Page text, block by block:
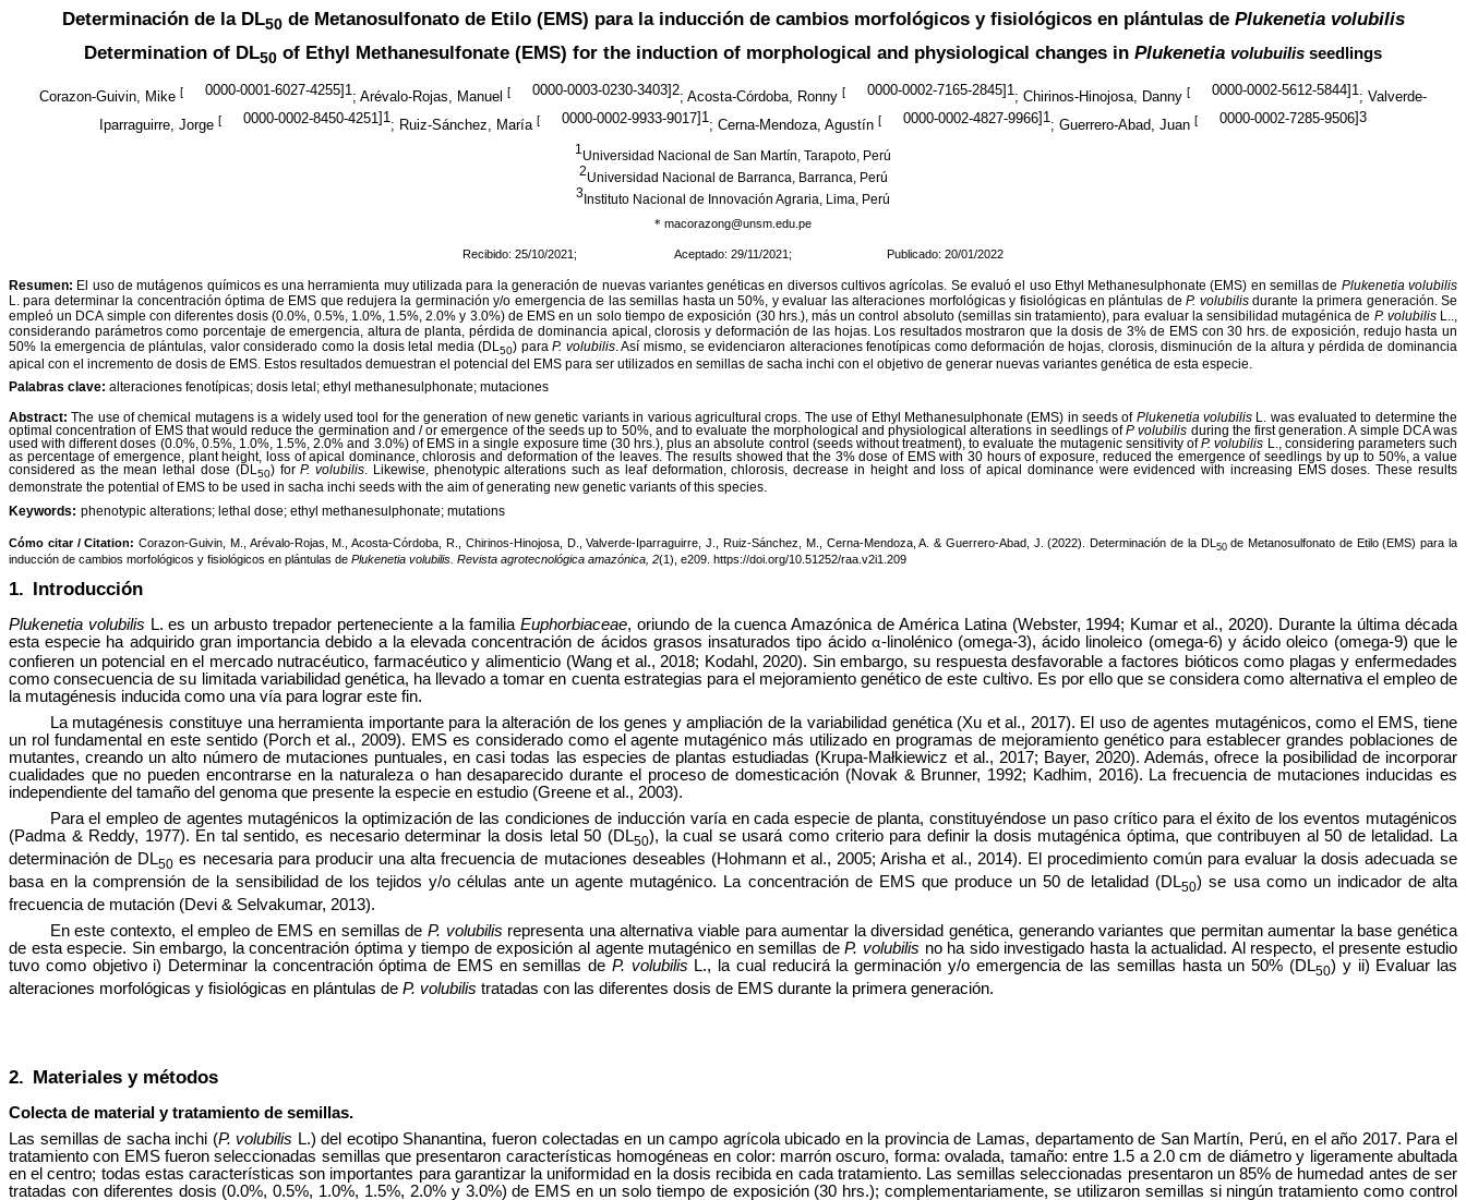
Determinación de la DL50de Metanosulfonato de Etilo (EMS) para la inducción de cambios morfológicos y fisiológicos en plántulas de Plukenetia volubilis
Determination of DL50 of Ethyl Methanesulfonate (EMS) for the induction of morphological and physiological changes in Plukenetia volubuilis seedlings
Corazon-Guivin, Mike [ 0000-0001-6027-4255]1 ; Arévalo-Rojas, Manuel [ 0000-0003-0230-3403]2; Acosta-Córdoba, Ronny [ 0000-0002-7165-2845]1 ; Chirinos-Hinojosa, Danny [ 0000-0002-5612-5844]1 ; Valverde-
Iparraguirre, Jorge [ 0000-0002-8450-4251]1; Ruiz-Sánchez, María [ 0000-0002-9933-9017]1; Cerna-Mendoza, Agustín [ 0000-0002-4827-9966]1; Guerrero-Abad, Juan [ 0000-0002-7285-9506]3
1 Universidad Nacional de San Martín, Tarapoto, Perú
2Universidad Nacional de Barranca, Barranca, Perú
3 Instituto Nacional de Innovación Agraria, Lima, Perú
* macorazong@unsm.edu.pe
Recibido: 25/10/2021; Aceptado: 29/11/2021; Publicado: 20/01/2022
Resumen: El uso de mutágenos químicos es una herramienta muy utilizada para la generación de nuevas variantes genéticas en diversos cultivos agrícolas. Se evaluó el uso Ethyl Methanesulphonate (EMS) en semillas de Plukenetia volubilis
L. para determinar la concentración óptima de EMS que redujera la germinación y/o emergencia de las semillas hasta un 50%, y evaluar las alteraciones morfológicas y fisiológicas en plántulas deP. volubilisdurante la primera generación. Se
empleó un DCA simple con diferentes dosis (0.0%, 0.5%, 1.0%, 1.5%, 2.0% y 3.0%) de EMS en un solo tiempo de exposición (30 hrs.), más un control absoluto (semillas sin tratamiento), para evaluar la sensibilidad mutagénica de P. volubilis L..,
considerando parámetros como porcentaje de emergencia, altura de planta, pérdida de dominancia apical, clorosis y deformación de las hojas. Los resultados mostraron que la dosis de 3% de EMS con 30 hrs. de exposición, redujo hasta un
50% la emergencia de plántulas, valor considerado como la dosis letal media (DL50) paraP. volubilis. Así mismo, se evidenciaron alteraciones fenotípicas como deformación de hojas, clorosis, disminución de la altura y pérdida de dominancia
apical con el incremento de dosis de EMS. Estos resultados demuestran el potencial del EMS para ser utilizados en semillas de sacha inchi con el objetivo de generar nuevas variantes genética de esta especie.
Palabras clave: alteraciones fenotípicas; dosis letal; ethyl methanesulphonate; mutaciones
Abstract:The use of chemical mutagens is a widely used tool for the generation of new genetic variants in various agricultural crops. The use of Ethyl Methanesulphonate (EMS) in seeds of Plukenetia volubilis L. was evaluated to determine the
optimal concentration of EMS that would reduce the germination and / or emergence of the seeds up to 50%, and to evaluate the morphological and physiological alterations in seedlings ofP volubilis during the first generation. A simple DCA was
used with different doses (0.0%, 0.5%, 1.0%, 1.5%, 2.0% and 3.0%) of EMS in a single exposure time (30 hrs.), plus an absolute control (seeds without treatment), to evaluate the mutagenic sensitivity ofP. volubilis L., considering parameters such
as percentage of emergence, plant height, loss of apical dominance, chlorosis and deformation of the leaves. The results showed that the 3% dose of EMS with 30 hours of exposure, reduced the emergence of seedlings by up to 50%, a value
considered as the mean lethal dose (DL50) forP. volubilis. Likewise, phenotypic alterations such as leaf deformation, chlorosis, decrease in height and loss of apical dominance were evidenced with increasing EMS doses. These results
demonstrate the potential of EMS to be used in sacha inchi seeds with the aim of generating new genetic variants of this species.
Keywords: phenotypic alterations; lethal dose; ethyl methanesulphonate; mutations
Cómo citar / Citation:Corazon-Guivin, M., Arévalo-Rojas, M., Acosta-Córdoba, R., Chirinos-Hinojosa, D., Valverde-Iparraguirre, J., Ruiz-Sánchez, M., Cerna-Mendoza, A. & Guerrero-Abad, J . (2022). Determinación de la DL 50de Metanosulfonato de Etilo (EMS) para la
inducción de cambios morfológicos y fisiológicos en plántulas de Plukenetia volubilis. Revista agrotecnológica amazónica, 2(1), e209. https://doi.org/10.51252/raa.v2i1.209
1. Introducción
Plukenetia volubilis L. es un arbusto trepador perteneciente a la familiaEuphorbiaceae, oriundo de la cuenca Amazónica de América Latina (Webster, 1994; Kumar et al., 2020). Durante la última década
esta especie ha adquirido gran importancia debido a la elevada concentración de ácidos grasos insaturados tipo ácido α-linolénico (omega-3), ácido linoleico (omega-6) y ácido oleico (omega-9) que le
confieren un potencial en el mercado nutracéutico, farmacéutico y alimenticio (Wang et al., 2018; Kodahl, 2020). Sin embargo, su respuesta desfavorable a factores bióticos como plagas y enfermedades
como consecuencia de su limitada variabilidad genética, ha llevado a tomar en cuenta estrategias para el mejoramiento genético de este cultivo. Es por ello que se considera como alternativa el empleo de
la mutagénesis inducida como una vía para lograr este fin.
La mutagénesis constituye una herramienta importante para la alteración de los genes y ampliación de la variabilidad genética (Xu et al., 2017). El uso de agentes mutagénicos, como el EMS, tiene
un rol fundamental en este sentido (Porch et al., 2009). EMS es considerado como el agente mutagénico más utilizado en programas de mejoramiento genético para establecer grandes poblaciones de
mutantes, creando un alto número de mutaciones puntuales, en casi todas las especies de plantas estudiadas (Krupa-Małkiewicz et al., 2017; Bayer, 2020). Además, ofrece la posibilidad de incorporar
cualidades que no pueden encontrarse en la naturaleza o han desaparecido durante el proceso de domesticación (Novak & Brunner, 1992; Kadhim, 2016). La frecuencia de mutaciones inducidas es
independiente del tamaño del genoma que presente la especie en estudio (Greene et al., 2003).
Para el empleo de agentes mutagénicos la optimización de las condiciones de inducción varía en cada especie de planta, constituyéndose un paso crítico para el éxito de los eventos mutagénicos
(Padma & Reddy, 1977). En tal sentido, es necesario determinar la dosis letal 50 (DL50), la cual se usará como criterio para definir la dosis mutagénica óptima, que contribuyen al 50 de letalidad. La
determinación de DL50 es necesaria para producir una alta frecuencia de mutaciones deseables (Hohmann et al., 2005; Arisha et al., 2014). El procedimiento común para evaluar la dosis adecuada se
basa en la comprensión de la sensibilidad de los tejidos y/o células ante un agente mutagénico. La concentración de EMS que produce un 50 de letalidad (DL50) se usa como un indicador de alta
frecuencia de mutación (Devi & Selvakumar, 2013).
En este contexto, el empleo de EMS en semillas de P. volubilis representa una alternativa viable para aumentar la diversidad genética, generando variantes que permitan aumentar la base genética
de esta especie. Sin embargo, la concentración óptima y tiempo de exposición al agente mutagénico en semillas deP. volubilis no ha sido investigado hasta la actualidad. Al respecto, el presente estudio
tuvo como objetivo i) Determinar la concentración óptima de EMS en semillas de P. volubilis L., la cual reducirá la germinación y/o emergencia de las semillas hasta un 50% (DL50) y ii) Evaluar las
alteraciones morfológicas y fisiológicas en plántulas de P. volubilis tratadas con las diferentes dosis de EMS durante la primera generación.
2. Materiales y métodos
Colecta de material y tratamiento de semillas.
Las semillas de sacha inchi (P. volubilis L.) del ecotipo Shanantina, fueron colectadas en un campo agrícola ubicado en la provincia de Lamas, departamento de San Martín, Perú, en el año 2017. Para el
tratamiento con EMS fueron seleccionadas semillas que presentaron características homogéneas en color: marrón oscuro, forma: ovalada, tamaño: entre 1.5 a 2.0 cm de diámetro y ligeramente abultada
en el centro; todas estas características son importantes para garantizar la uniformidad en la dosis recibida en cada tratamiento. Las semillas seleccionadas presentaron un 85% de humedad antes de ser
tratadas con diferentes dosis (0.0%, 0.5%, 1.0%, 1.5%, 2.0% y 3.0%) de EMS en un solo tiempo de exposición (30 hrs.); complementariamente, se utilizaron semillas si ningún tratamiento como control